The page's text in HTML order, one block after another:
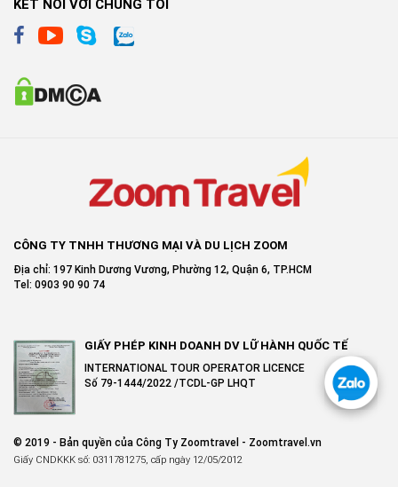
KẾT NỐI VỚI CHÚNG TÔI
CÔNG TY TNHH THƯƠNG MẠI VÀ DU LỊCH ZOOM
Địa chỉ: 197 Kinh Dương Vương, Phường 12, Quận 6, TP.HCM
Tel: 0903 90 90 74
GIẤY PHÉP KINH DOANH DV LỮ HÀNH QUỐC TẾ
INTERNATIONAL TOUR OPERATOR LICENCE
Số 79-1444/2022 /TCDL-GP LHQT
© 2019 - Bản quyền của Công Ty Zoomtravel - Zoomtravel.vn
Giấy CNDKKK số: 0311781275, cấp ngày 12/05/2012